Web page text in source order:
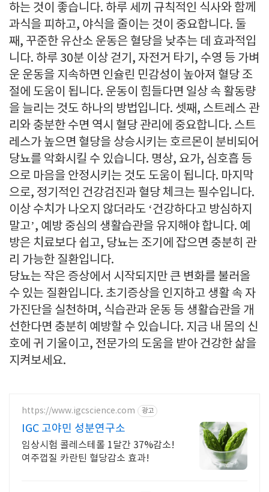
하는 것이 좋습니다. 하루 세끼 규칙적인 식사와 함께
과식을 피하고, 야식을 줄이는 것이 중요합니다. 둘
째, 꾸준한 유산소 운동은 혈당을 낮추는 데 효과적입
니다. 하루 30분 이상 걷기, 자전거 타기, 수영 등 가벼
운 운동을 지속하면 인슐린 민감성이 높아져 혈당 조
절에 도움이 됩니다. 운동이 힘들다면 일상 속 활동량
을 늘리는 것도 하나의 방법입니다. 셋째, 스트레스 관
리와 충분한 수면 역시 혈당 관리에 중요합니다. 스트
레스가 높으면 혈당을 상승시키는 호르몬이 분비되어
당뇨를 악화시킬 수 있습니다. 명상, 요가, 심호흡 등
으로 마음을 안정시키는 것도 도움이 됩니다. 마지막
으로, 정기적인 건강검진과 혈당 체크는 필수입니다.
이상 수치가 나오지 않더라도 ‘건강하다고 방심하지
말고’, 예방 중심의 생활습관을 유지해야 합니다. 예
방은 치료보다 쉽고, 당뇨는 조기에 잡으면 충분히 관
리 가능한 질환입니다.
당뇨는 작은 증상에서 시작되지만 큰 변화를 불러올
수 있는 질환입니다. 초기증상을 인지하고 생활 속 자
가진단을 실천하며, 식습관과 운동 등 생활습관을 개
선한다면 충분히 예방할 수 있습니다. 지금 내 몸의 신
호에 귀 기울이고, 전문가의 도움을 받아 건강한 삶을
지켜보세요.
https://www.igcscience.com 광고
IGC 고야민 성분연구소
임상시험 콜레스테롤 1달간 37%감소!
여주껍질 카란틴 혈당감소 효과!